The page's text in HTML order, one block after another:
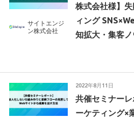
株式会社様】
ィング
知拡大・集客ノ
サイトエンジ
ン株式会社
2022年8月11日
共催セミナー
ーケティング×